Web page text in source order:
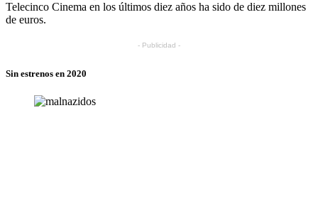
Telecinco Cinema en los últimos diez años ha sido de diez millones
de euros.
- Publicidad -
Sin estrenos en 2020